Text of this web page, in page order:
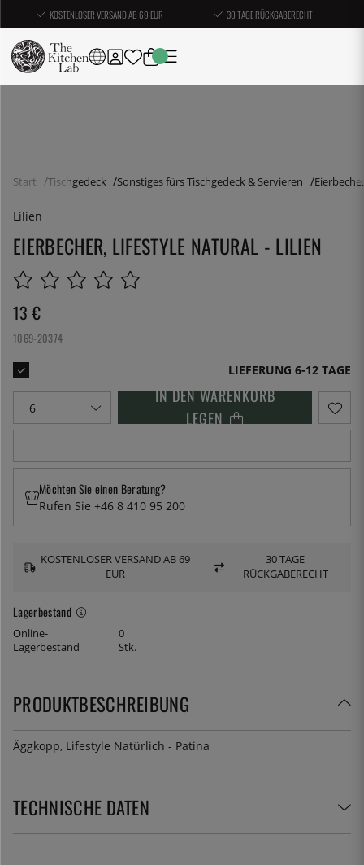
KOSTENLOSER VERSAND AB 69 EUR 30 TAGE RÜCKGABERECHT
Start Tischgedeck Sonstiges fürs Tischgedeck & Servieren
Lilien
EIERBECHER, LIFESTYLE NATURAL - LILIEN
13 €
1069-20374
LIEFERUNG 6-12 TAGE
IN DEN WARENKORB
LEGEN
Lagerbestand
Online-
Lagerbestand
0
Stk.
Möchten Sie einen Beratung?
Rufen Sie +46 8 410 95 200
KOSTENLOSER VERSAND AB 69
EUR
30 TAGE
RÜCKGABERECHT
PRODUKTBESCHREIBUNG
Äggkopp, Lifestyle Natürlich - Patina
TECHNISCHE DATEN